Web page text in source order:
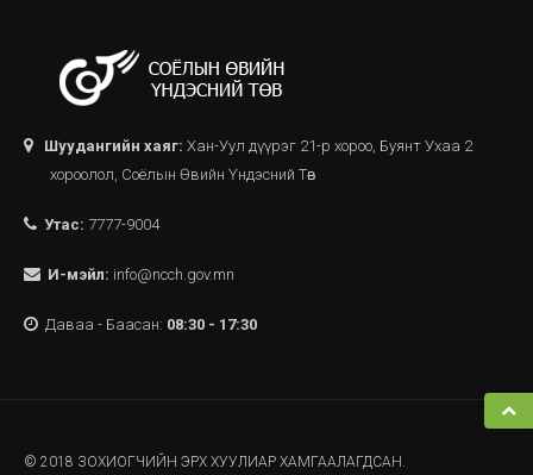
Шуудангийн хаяг: Хан-Уул дүүрэг 21-р хороо, Буянт Ухаа 2
хороолол, Соёлын Өвийн Үндэсний Төв
Утас: 7777-9004
И-мэйл: info@ncch.gov.mn
Даваа - Баасан: 08:30 - 17:30
© 2018 ЗОХИОГЧИЙН ЭРХ ХУУЛИАР ХАМГААЛАГДСАН.